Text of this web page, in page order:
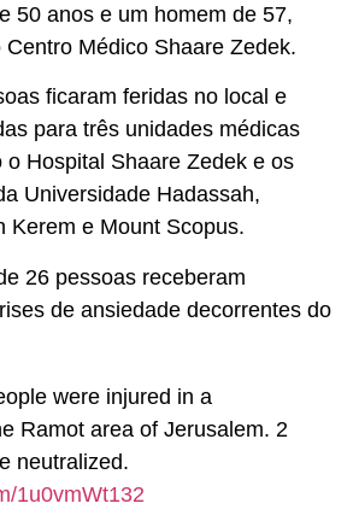
50 anos e um homem de 57,
Médico Shaare Zedek.
ficaram feridas no local e
para três unidades médicas
o Hospital Shaare Zedek e os
Universidade Hadassah,
Kerem e Mount Scopus.
26 pessoas receberam
de ansiedade decorrentes do
were injured in a
Ramot area of Jerusalem. 2
neutralized.
1u0vmWt132